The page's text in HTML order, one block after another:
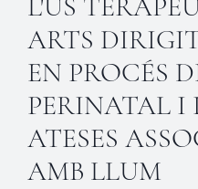
ARTS
EN PROCÉS
PERINATAL I
ATESES
AMB LLUM